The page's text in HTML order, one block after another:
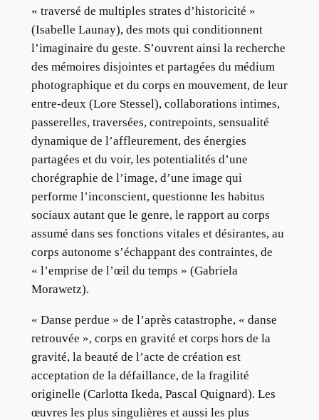
« traversé de multiples strates d’historicité »
(Isabelle Launay), des mots qui conditionnent
l’imaginaire du geste. S’ouvrent ainsi la recherche
des mémoires disjointes et partagées du médium
photographique et du corps en mouvement, de leur
entre-deux (Lore Stessel), collaborations intimes,
passerelles, traversées, contrepoints, sensualité
dynamique de l’affleurement, des énergies
partagées et du voir, les potentialités d’une
chorégraphie de l’image, d’une image qui
performe l’inconscient, questionne les habitus
sociaux autant que le genre, le rapport au corps
assumé dans ses fonctions vitales et désirantes, au
corps autonome s’échappant des contraintes, de
« l’emprise de l’œil du temps » (Gabriela
Morawetz).
« Danse perdue » de l’après catastrophe, « danse
retrouvée », corps en gravité et corps hors de la
gravité, la beauté de l’acte de création est
acceptation de la défaillance, de la fragilité
originelle (Carlotta Ikeda, Pascal Quignard). Les
œuvres les plus singulières et aussi les plus